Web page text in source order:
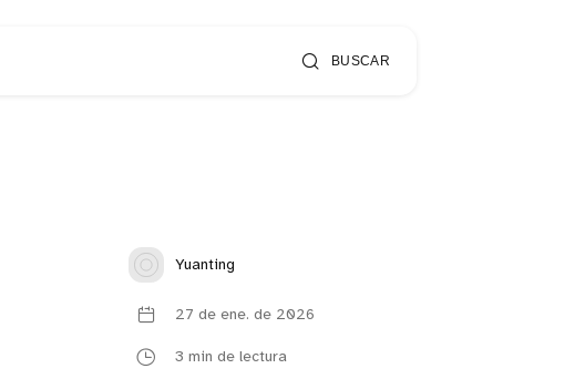
BUSCAR
Yuanting
27 de ene. de 2026
3 min de lectura